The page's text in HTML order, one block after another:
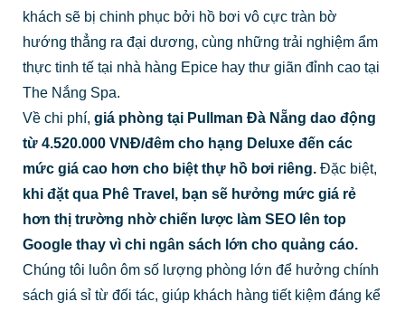
khách sẽ bị chinh phục bởi hồ bơi vô cực tràn bờ
hướng thẳng ra đại dương, cùng những trải nghiệm ẩm
thực tinh tế tại nhà hàng Epice hay thư giãn đỉnh cao tại
The Nắng Spa.
Về chi phí, giá phòng tại Pullman Đà Nẵng dao động
từ 4.520.000 VNĐ/đêm cho hạng Deluxe đến các
mức giá cao hơn cho biệt thự hồ bơi riêng.Đặc biệt,
khi đặt qua Phê Travel, bạn sẽ hưởng mức giá rẻ
hơn thị trường nhờ chiến lược làm SEO lên top
Google thay vì chi ngân sách lớn cho quảng cáo.
Chúng tôi luôn ôm số lượng phòng lớn để hưởng chính
sách giá sỉ từ đối tác, giúp khách hàng tiết kiệm đáng kể